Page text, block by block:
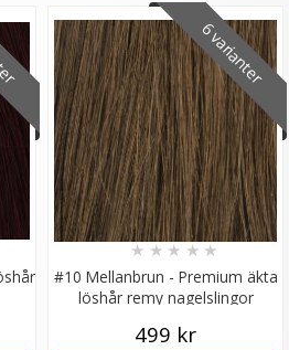
★ ★ ★★
99 kr
I VARUKORG
6 varianter
#10 Mellanbrun - Premium äkta
löshår remy nagelslingor
★ ★ ★ ★ ★
499 kr